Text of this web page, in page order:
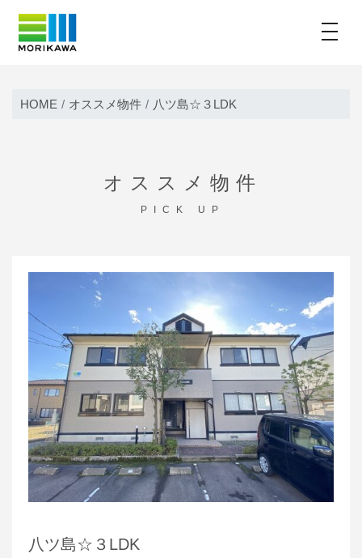
contentHOME オススメ物件 八ツ島☆３LDK
オススメ物件
PICK UP
八ツ島☆３LDK